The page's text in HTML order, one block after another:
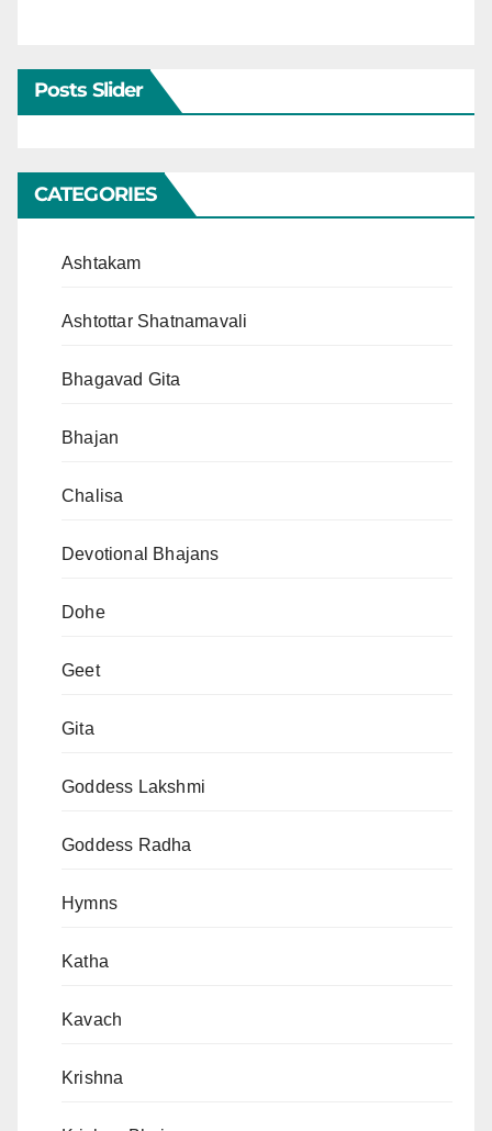
Posts Slider
CATEGORIES
Ashtakam
Ashtottar Shatnamavali
Bhagavad Gita
Bhajan
Chalisa
Devotional Bhajans
Dohe
Geet
Gita
Goddess Lakshmi
Goddess Radha
Hymns
Katha
Kavach
Krishna